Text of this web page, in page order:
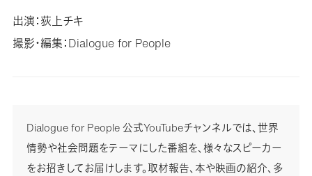
出演：荻上チキ
撮影・編集：Dialogue for People
Dialogue for People 公式YouTubeチャンネルでは、世界
情勢や社会問題をテーマにした番組を、様々なスピーカー
をお招きしてお届けします。取材報告、本や映画の紹介、多